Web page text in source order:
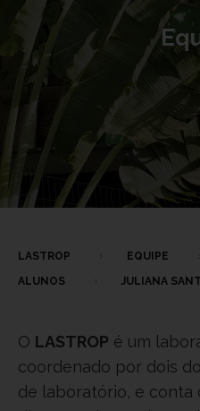
LASTROP EQUIPE
ALUNOS
JULIANA
O LASTROP é um
coordenado por dois
de laboratório, e conta